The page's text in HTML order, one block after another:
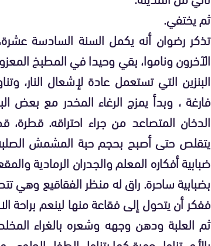
ثم يختفي.
تذكر رضوان أنه يكمل السنة السادسة
الآخرون وناموا، بقي وحيدا في المطبخ
البنزين التي تستعمل عادة لإشعال النار،
فارغة ، وبدأ يمزج الرغاء المخدر مع بعض
الدخان المتصاعد من جراء احتراقه.
يتقلص حتى أصبح بحجم حبة المشمش
ضبابية أفكاره المعلم والجدران الرمادية
بضبابية ساحرة. راق له منظر الفقاقيع
ففكر أن يتحول إلى فقاعة منها لينعم براحة
ثم العلبة ودهن وجهه وشعره بالغراء